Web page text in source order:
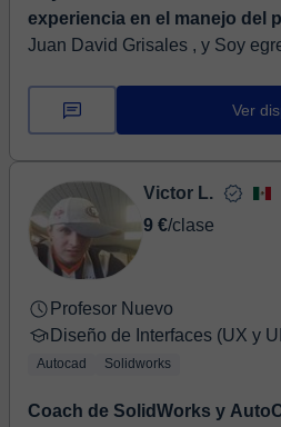
experiencia en el manejo del
Juan David Grisales , y Soy
dedico a la arquitectura desde
Ver
Victor L.
9 €/clase
Profesor Nuevo
Diseño de Interfaces (UX y
Autocad Solidworks
Coach de SolidWorks y